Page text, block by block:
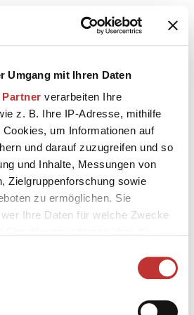
Umgang mit Ihren Daten
Partner verarbeiten Ihre
z. B. Ihre IP-Adresse, mithilfe
Cookies, um Informationen auf
und darauf zuzugreifen und so
und Inhalte, Messungen von
Zielgruppenforschung sowie
zu ermöglichen. Sie
Ihre Daten für welche Zwecke
oder widerrufen